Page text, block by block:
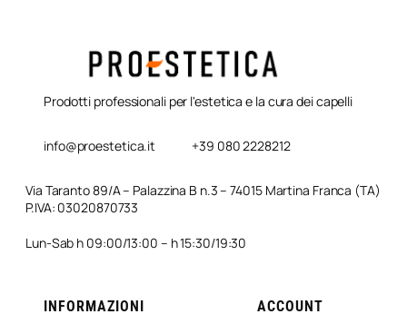
Prodotti professionali per l'estetica e la cura dei capelli
info@proestetica.it +39 080 2228212
Via Taranto 89/A – Palazzina B n.3 – 74015 Martina Franca (TA)
P.IVA: 03020870733
Lun-Sab h 09:00/13:00 – h 15:30/19:30
INFORMAZIONI ACCOUNT